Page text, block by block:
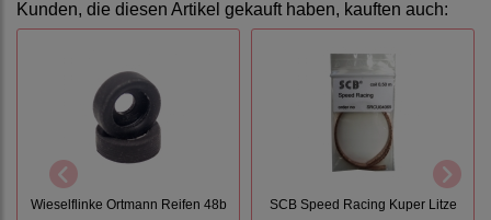
Kunden, die diesen Artikel gekauft haben, kauften auch:
Wieselflinke Ortmann Reifen 48b SCB Speed Racing Kuper Litze